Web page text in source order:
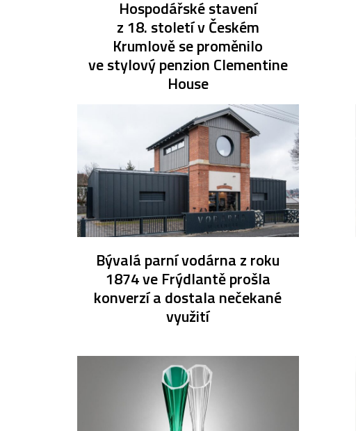
Hospodářské stavení
z 18. století v Českém
Krumlově se proměnilo
ve stylový penzion Clementine
House
Bývalá parní vodárna z roku
1874 ve Frýdlantě prošla
konverzí a dostala nečekané
využití